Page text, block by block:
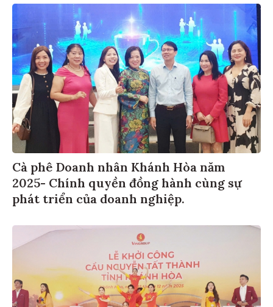
Cà phê Doanh nhân Khánh Hòa năm
2025- Chính quyền đồng hành cùng sự
phát triển của doanh nghiệp.